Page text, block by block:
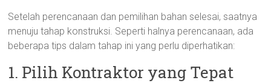
Setelah perencanaan dan pemilihan bahan selesai, saatnya
menuju tahap konstruksi. Seperti halnya perencanaan, ada
beberapa tips dalam tahap ini yang perlu diperhatikan:
1. Pilih Kontraktor yang Tepat